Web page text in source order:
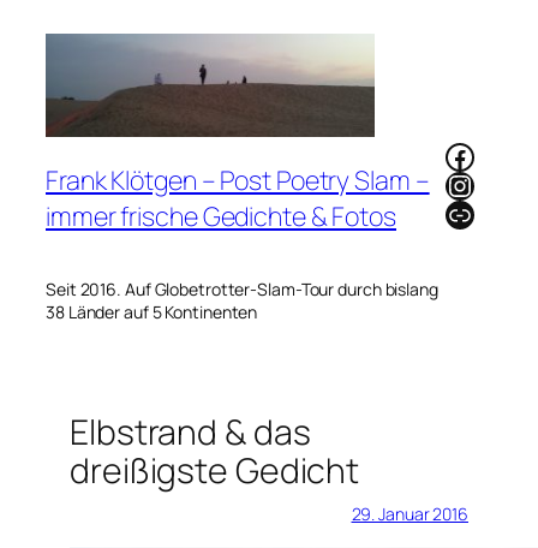
Frank Klötgen – Post Poetry Slam –
immer frische Gedichte & Fotos
Seit 2016. Auf Globetrotter-Slam-Tour durch bislang
38 Länder auf 5 Kontinenten
Link
Elbstrand & das
dreißigste Gedicht
29. Januar 2016